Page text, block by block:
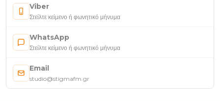
Viber
Στείλτε κείμενο ή φωνητικό μήνυμα
WhatsApp
Στείλτε κείμενο ή φωνητικό μήνυμα
Email
studio@stigmafm.gr